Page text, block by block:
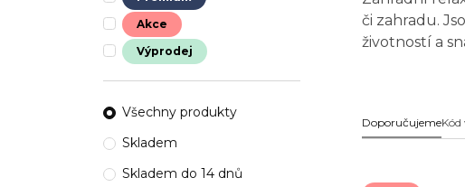
Akce
Výprodej
Všechny produkty
Skladem
Skladem do 14 dnů
či zahradu.
životností a
Doporučujeme